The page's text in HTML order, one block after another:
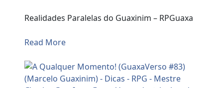
Realidades Paralelas do Guaxinim – RPGuaxa
Read More